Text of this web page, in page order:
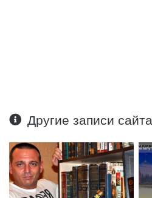
Другие записи сайта